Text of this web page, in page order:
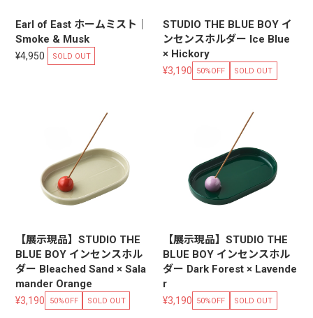
Earl of East ホームミスト｜
Smoke & Musk
¥4,950 SOLD OUT
STUDIO THE BLUE BOY イ
ンセンスホルダー Ice Blue
× Hickory
¥3,190 50%OFF SOLD OUT
【展示現品】STUDIO THE
BLUE BOY インセンスホル
ダー Bleached Sand × Sala
mander Orange
¥3,190 50%OFF SOLD OUT
【展示現品】STUDIO THE
BLUE BOY インセンスホル
ダー Dark Forest × Lavende
r
¥3,190 50%OFF SOLD OUT